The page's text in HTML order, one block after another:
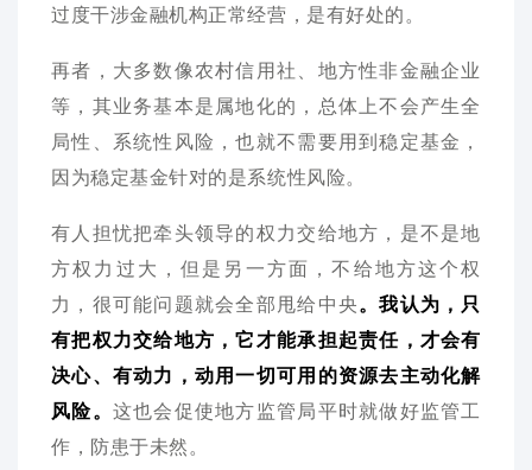
过度干涉金融机构正常经营，是有好处的。
再者，大多数像农村信用社、地方性非金融企业
等，其业务基本是属地化的，总体上不会产生全
局性、系统性风险，也就不需要用到稳定基金，
因为稳定基金针对的是系统性风险。
有人担忧把牵头领导的权力交给地方，是不是地
方权力过大，但是另一方面，不给地方这个权
力，很可能问题就会全部甩给中央。我认为，只
有把权力交给地方，它才能承担起责任，才会有
决心、有动力，动用一切可用的资源去主动化解
风险。 这也会促使地方监管局平时就做好监管工
作，防患于未然。